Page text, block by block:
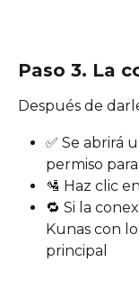
Paso 3. La
Después de
✅ Se abrirá
permiso
🛂 Haz clic
🔁 Si la
Kunas con
principal